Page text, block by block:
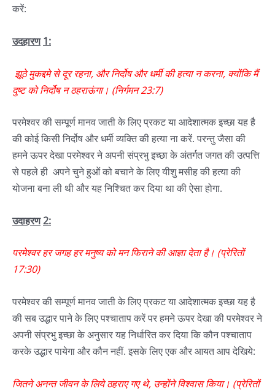
करें:
उदहारण 1:
झूठे मुकद्दमे से दूर रहना, और निर्दोष और धर्मी की हत्या न करना, क्योंकि मैं
दुष्ट को निर्दोष न ठहराऊंगा। (निर्गमन 23:7)
परमेश्वर की सम्पूर्ण मानव जाती के लिए प्रकट या आदेशात्मक इच्छा यह है
की कोई किसी निर्दोष और धर्मी व्यक्ति की हत्या ना करें. परन्तु जैसा की
हमने ऊपर देखा परमेश्वर ने अपनी संप्रभु इच्छा के अंतर्गत जगत की उत्पत्ति
से पहले ही अपने चुने हुओं को बचाने के लिए यीशु मसीह की हत्या की
योजना बना ली थी और यह निश्चित कर दिया था की ऐसा होगा.
उदाहरण2:
परमेश्वर हर जगह हर मनुष्य को मन फिराने की आज्ञा देता है। (प्रेरितों
17:30)
परमेश्वर की सम्पूर्ण मानव जाती के लिए प्रकट या आदेशात्मक इच्छा यह है
की सब उद्धार पाने के लिए पश्चाताप करें पर हमने ऊपर देखा की परमेश्वर ने
अपनी संप्रभु इच्छा के अनुसार यह निर्धारित कर दिया कि कौन पश्चाताप
करके उद्धार पायेगा और कौन नहीं. इसके लिए एक और आयत आप देखिये:
जितने अनन्त जीवन के लिये ठहराए गए थे, उन्होंने विश्वास किया। (प्रेरितों